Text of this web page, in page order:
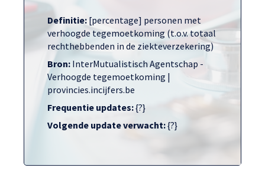
Definitie: [percentage] personen met
verhoogde tegemoetkoming (t.o.v. totaal
rechthebbenden in de ziekteverzekering)
Bron: InterMutualistisch Agentschap -
Verhoogde tegemoetkoming |
provincies.incijfers.be
Frequentie updates:{?}
Volgende update verwacht:{?}